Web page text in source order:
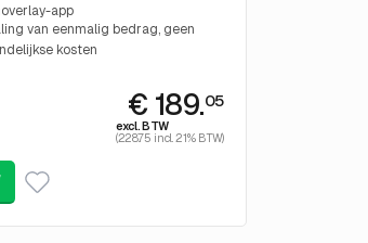
app
van eenmalig bedrag, geen
kosten
€ 189.05
excl. BTW
(228.75 incl. 21% BTW)